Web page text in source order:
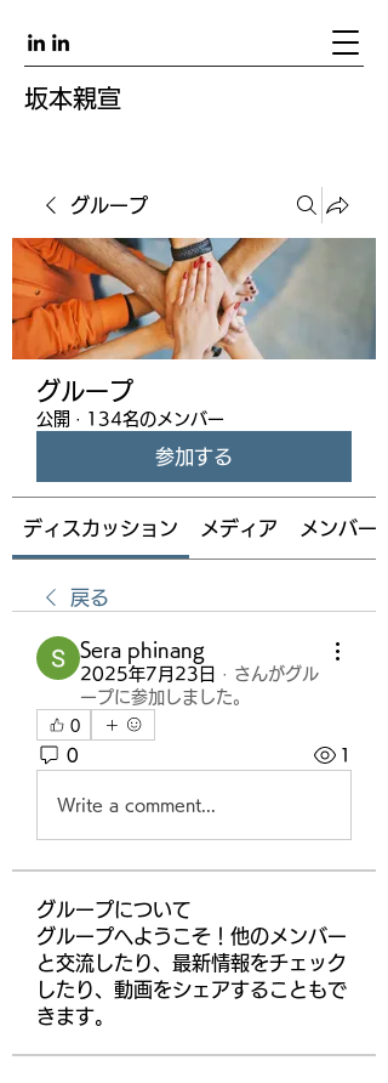
坂本親宣
グループ
グループ
公開 · 134名のメンバー
参加する
ディスカッション メディア メンバー
戻る
Sera phinang
2025年7月23日 · さんがグル
ープに参加しました。
0
0 1
Write a comment...
グループについて
グループへようこそ！他のメンバー
と交流したり、最新情報をチェック
したり、動画をシェアすることもで
きます。